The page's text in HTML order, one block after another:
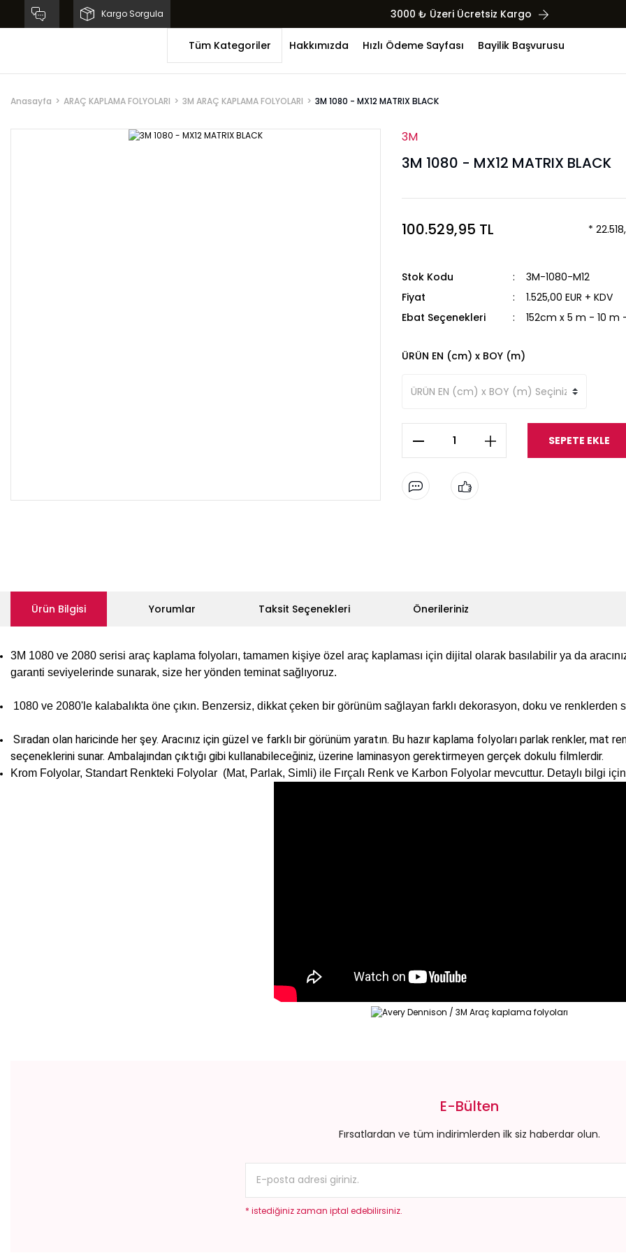
Kargo Sorgula 3000 ₺ Üzeri Ücretsiz Kargo
Tüm Kategoriler Hakkımızda Hızlı Ödeme Sayfası Bayilik Başvurusu
Anasayfa ARAÇ KAPLAMA FOLYOLARI 3M ARAÇ KAPLAMA FOLYOLARI 3M 1080 - MX12 MATRIX BLACK
3M
3M 1080 - MX12 MATRIX BLACK
100.529,95 TL *
Stok Kodu
3M-1080-M12
Fiyat
1.525,00 EUR + KDV
Ebat Seçenekleri
152cm x 5 m - 10
ÜRÜN EN (cm) x BOY (m)
SEPETE EKLE
Ürün Bilgisi Yorumlar Taksit Seçenekleri Önerileriniz
3M 1080 ve 2080 serisi araç kaplama folyoları, tamamen kişiye özel araç kaplaması için dijital olarak basılabilir ya da
garanti seviyelerinde sunarak, size her yönden teminat sağlıyoruz.
1080 ve 2080'le kalabalıkta öne çıkın. Benzersiz, dikkat çeken bir görünüm sağlayan farklı dekorasyon, doku ve renklerden
Sıradan olan haricinde her şey. Aracınız için güzel ve farklı bir görünüm yaratın. Bu hazır kaplama folyoları parlak renkler, mat
seçeneklerini sunar. Ambalajından çıktığı gibi kullanabileceğiniz, üzerine laminasyon gerektirmeyen gerçek dokulu filmlerdir.
Krom Folyolar, Standart Renkteki Folyolar (Mat, Parlak, Simli) ile Fırçalı Renk ve Karbon Folyolar mevcuttur. Detaylı bilgi
Yorum Yaz
E-Bülten
Fırsatlardan ve tüm indirimlerden ilk siz haberdar olun.
* istediğiniz zaman iptal edebilirsiniz.